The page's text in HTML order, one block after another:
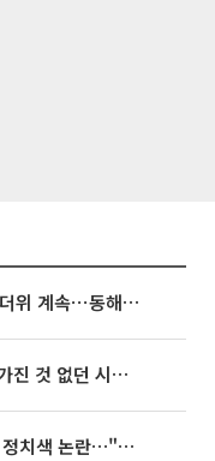
[내일 날씨] 폭염 한풀 꺾여도 무더위 계속⋯동해안 이틀 연속 비
임영웅, 어느덧 데뷔 10주년⋯"가진 것 없던 시절, 내 앞엔 20명의 팬뿐"
김희철, '뒤집힌 태극기' 지적 후 정치색 논란…"좌우 떠나 우리나라 국기"